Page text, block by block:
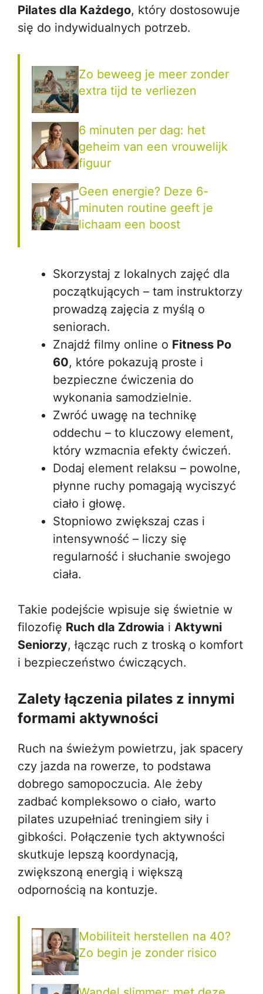
Pilates dla Każdego, który dostosowuje
się do indywidualnych potrzeb.
Zo beweeg je meer zonder
extra tijd te verliezen
6 minuten per dag: het
geheim van een vrouwelijk
figuur
Geen energie? Deze 6-
minuten routine geeft je
lichaam een boost
Skorzystaj z lokalnych zajęć dla
początkujących – tam instruktorzy
prowadzą zajęcia z myślą o
seniorach.
Znajdź filmy online o Fitness Po
60, które pokazują proste i
bezpieczne ćwiczenia do
wykonania samodzielnie.
Zwróć uwagę na technikę
oddechu – to kluczowy element,
który wzmacnia efekty ćwiczeń.
Dodaj element relaksu – powolne,
płynne ruchy pomagają wyciszyć
ciało i głowę.
Stopniowo zwiększaj czas i
intensywność – liczy się
regularność i słuchanie swojego
ciała.
Takie podejście wpisuje się świetnie w
filozofię Ruch dla Zdrowia i Aktywni
Seniorzy, łącząc ruch z troską o komfort
i bezpieczeństwo ćwiczących.
Zalety łączenia pilates z innymi
formami aktywności
Ruch na świeżym powietrzu, jak spacery
czy jazda na rowerze, to podstawa
dobrego samopoczucia. Ale żeby
zadbać kompleksowo o ciało, warto
pilates uzupełniać treningiem siły i
gibkości. Połączenie tych aktywności
skutkuje lepszą koordynacją,
zwiększoną energią i większą
odpornością na kontuzje.
Mobiliteit herstellen na 40?
Zo begin je zonder risico